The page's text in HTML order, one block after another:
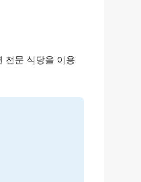
전문 식당을 이용